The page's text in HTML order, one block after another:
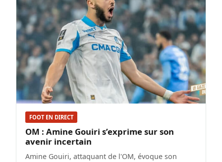
FOOT EN DIRECT
OM : Amine Gouiri s’exprime sur son
avenir incertain
Amine Gouiri, attaquant de l'OM, évoque son